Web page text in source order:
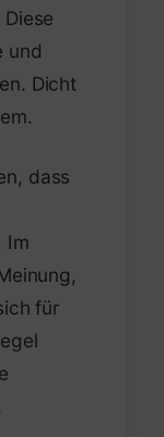
und
Dicht
dass
Im
für